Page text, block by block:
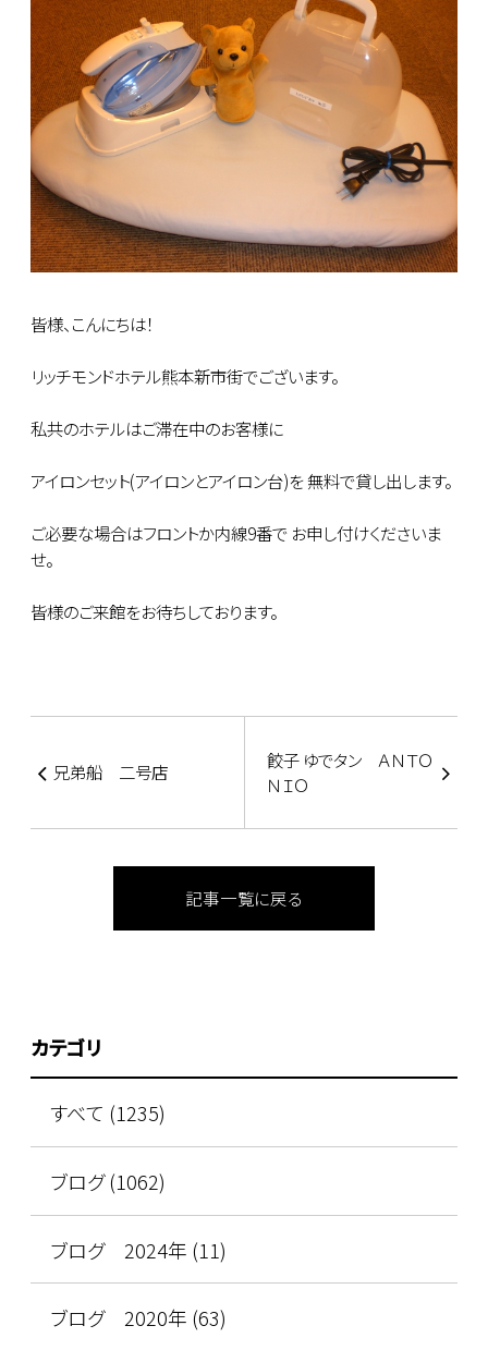
皆様、こんにちは！
リッチモンドホテル熊本新市街でございます。
私共のホテルはご滞在中のお客様に
アイロンセット(アイロンとアイロン台)を 無料で貸し出します。
ご必要な場合はフロントか内線9番で お申し付けくださいま
せ。
皆様のご来館をお待ちしております。
兄弟船 二号店
餃子 ゆでタン ＡＮＴＯ
ＮＩＯ
記事一覧に戻る
カテゴリ
すべて (1235)
ブログ (1062)
ブログ 2024年 (11)
ブログ 2020年 (63)